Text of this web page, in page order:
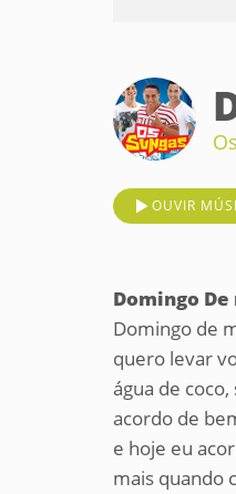
OUVIR
Domingo
Domingo de
quero levar
água de
acordo de
e hoje eu
mais quando